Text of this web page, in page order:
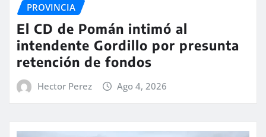
PROVINCIA
El CD de Pomán intimó al
intendente Gordillo por presunta
retención de fondos
Hector Perez Ago 4, 2026